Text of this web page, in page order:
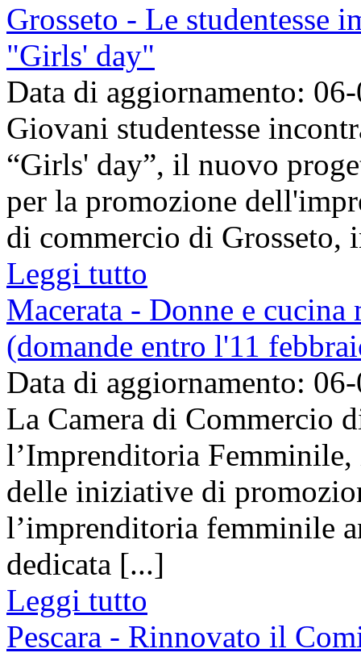
Grosseto - Le studentesse
"Girls' day"
Data di aggiornamento:
Giovani studentesse
“Girls' day”, il nuovo
per la promozione
di commercio di Grosseto,
Leggi tutto
Macerata - Donne e
(domande entro l'11
Data di aggiornamento:
La Camera di Commercio
l’Imprenditoria
delle iniziative di
l’imprenditoria femminile
dedicata [...]
Leggi tutto
Pescara - Rinnovato il